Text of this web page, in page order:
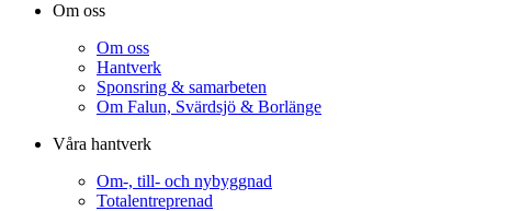
Om oss
Om oss
Hantverk
Sponsring & samarbeten
Om Falun, Svärdsjö & Borlänge
Våra hantverk
Om-, till- och nybyggnad
Totalentreprenad